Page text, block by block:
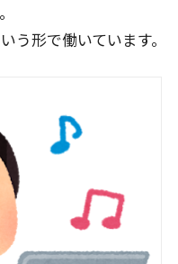
う形で働いています。